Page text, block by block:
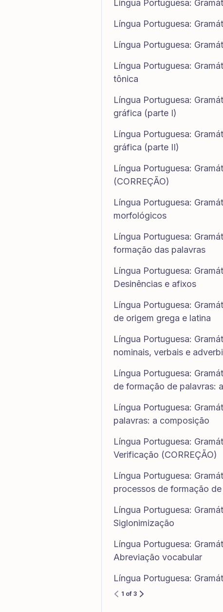
Língua Portuguesa:
Língua Portuguesa:
Língua Portuguesa:
Língua Portuguesa:
tônica
Língua Portuguesa:
gráfica (parte I)
Língua Portuguesa:
gráfica (parte II)
Língua Portuguesa:
(CORREÇÃO)
Língua Portuguesa:
morfológicos
Língua Portuguesa:
formação das palavras
Língua Portuguesa:
Desinências e afixos
Língua Portuguesa:
de origem grega e latina
Língua Portuguesa:
nominais, verbais e
Língua Portuguesa:
de formação de palavras:
Língua Portuguesa:
palavras: a composição
Língua Portuguesa:
Verificação (CORREÇÃO)
Língua Portuguesa:
processos de formação
Língua Portuguesa:
Siglonimização
Língua Portuguesa:
Abreviação vocabular
Língua Portuguesa:
1 of 3